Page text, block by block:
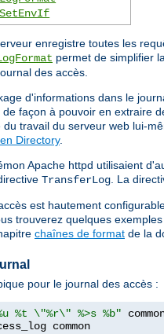
SetEnvIf
enregistre toutes les
permet de simplifier
des accès.
d'informations dans le
façon à pouvoir en extraire
travail du serveur web lui-
Directory.
Apache httpd utilisaient
TransferLog. La
est hautement
trouverez quelques
chaînes de format de la
pour le journal des accès :
%t \"%r\" %>s %b"
common